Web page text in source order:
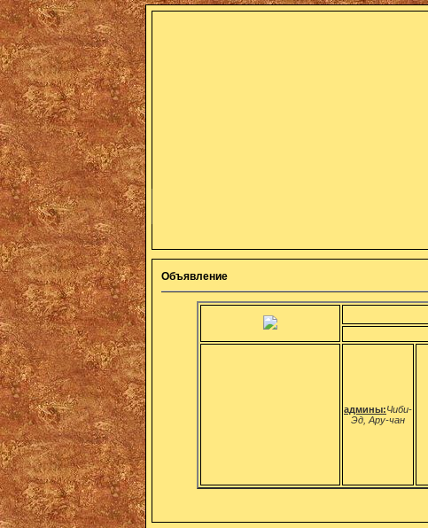
Объявление
админы:Чиби-
Эд, Ару-чан